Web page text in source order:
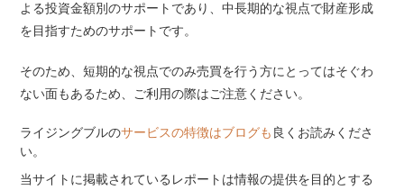
よる投資金額別のサポートであり、中長期的な視点で財産形成
を目指すためのサポートです。
そのため、短期的な視点でのみ売買を行う方にとってはそぐわ
ない面もあるため、ご利用の際はご注意ください。
ライジングブルのサービスの特徴はブログも 良くお読みくださ
い。
当サイトに掲載されているレポートは情報の提供を目的とする